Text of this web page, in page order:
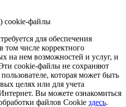
cookie-файлы
для обеспечения
числе корректного
на нем возможностей и услуг, и
cookie-файлы не сохраняют
которая может быть
целях или для учета
Вы можете ознакомиться
файлов Cookie здесь.